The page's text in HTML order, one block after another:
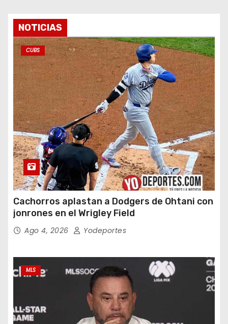
NOTICIAS
CUBS
Cachorros aplastan a Dodgers de Ohtani con
jonrones en el Wrigley Field
Ago 4, 2026 Yodeportes
MLS